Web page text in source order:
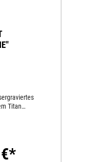
Titan
ca. 4,8
mittels